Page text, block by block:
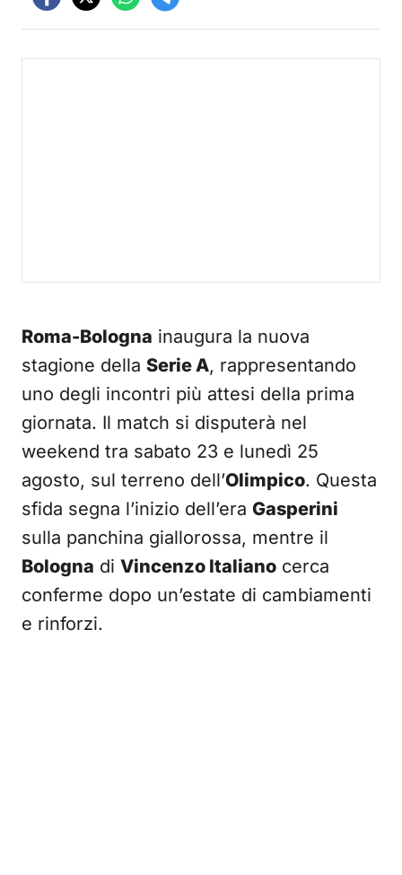
Roma-Bologna inaugura la nuova
stagione della Serie A, rappresentando
uno degli incontri più attesi della prima
giornata. Il match si disputerà nel
weekend tra sabato 23 e lunedì 25
agosto, sul terreno dell’Olimpico. Questa
sfida segna l’inizio dell’era Gasperini
sulla panchina giallorossa, mentre il
Bologna di Vincenzo Italiano cerca
conferme dopo un’estate di cambiamenti
e rinforzi.